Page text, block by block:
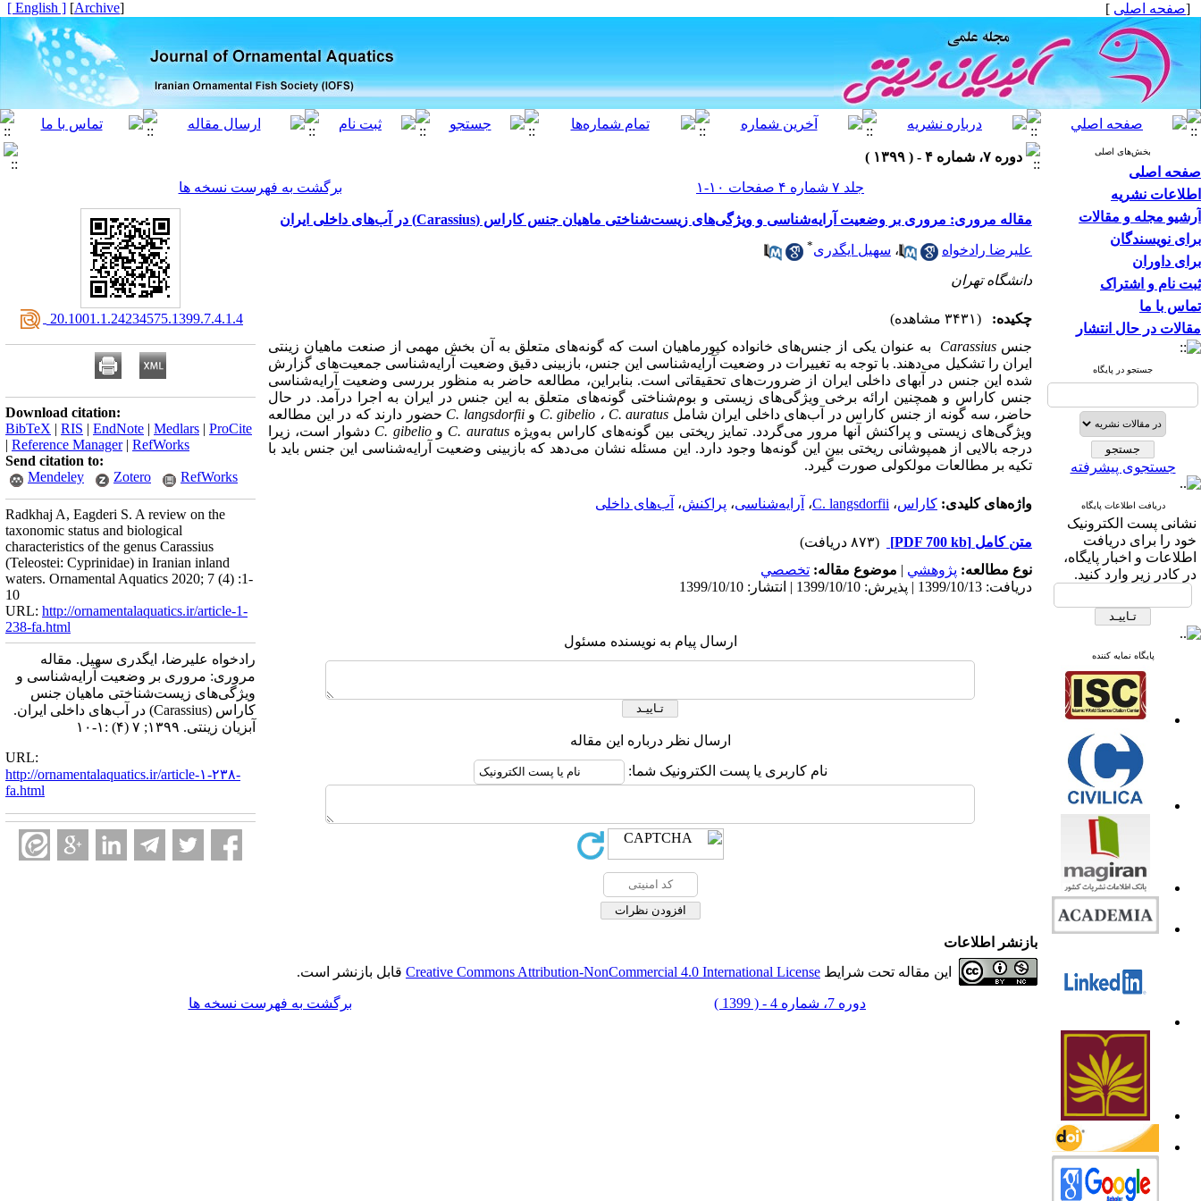
[صفحه اصلی ]
[
Archive
]
[ English ]
بخش‌های اصلی
صفحه اصلی
اطلاعات نشریه
آرشیو مجله و مقالات
برای نویسندگان
برای داوران
ثبت نام و اشتراک
تماس با ما
مقالات در حال انتشار
جستجو در پایگاه
جستجوی پیشرفته
دریافت اطلاعات پایگاه
نشانی پست الکترونیک
خود را برای دریافت
اطلاعات و اخبار پایگاه،
در کادر زیر وارد کنید.
پایگاه نمایه کننده
دوره ۷، شماره ۴ - ( ۱۳۹۹ )
جلد ۷ شماره ۴ صفحات ۱۰-۱
برگشت به فهرست نسخه ها
مقاله مروری: مروری بر وضعیت آرایه‌‌شناسی و ویژگی‌‌های زیست‌‌شناختی ماهیان جنس کاراس (Carassius) در آب‌های داخلی ایران
علیرضا رادخواه ، سهیل ایگدری*
دانشگاه تهران
چکیده:
(۳۴۳۱ مشاهده)
جنسCarassius به‌‌ عنوان یکی از جنس‌‌های خانواده کپورماهیان است که گونه‌‌های متعلق به آن بخش مهمی از صنعت ماهیان زینتی
ایران را تشکیل می‌‌دهند. با توجه به تغییرات در وضعیت آرایه‌‌شناسی این جنس، بازبینی دقیق وضعیت آرایه‌‌شناسی جمعیت‌‌های گزارش
شده این جنس در آبهای داخلی ایران از ضرورت‌‌های تحقیقاتی است. بنابراین، مطالعه حاضر به منظور بررسی وضعیت آرایه‌‌شناسی
جنس کاراس و همچنین ارائه برخی ویژگی‌‌های زیستی و بوم‌‌شناختی گونه‌‌های متعلق به این جنس در ایران به اجرا درآمد. در حال
حاضر، سه گونه از جنس کاراس در آب‌‌های داخلی ایران شامل C. auratus ، C. gibelio وC. langsdorfii حضور دارند که در این مطالعه
ویژگی‌‌های زیستی و پراکنش آنها مرور می‌‌گردد. تمایز ریختی بین گونه‌‌های کاراس به‌ویژهC. auratus وC. gibelio دشوار است، زیرا
درجه بالایی از همپوشانی ریختی بین این گونه‌‌ها وجود دارد. این مسئله نشان می‌‌دهد که بازبینی وضعیت آرایه‌‌شناسی این جنس باید با
تکیه بر مطالعات مولکولی صورت گیرد.
واژه‌های کلیدی: کاراس، C. langsdorfii، آرایه‌‌شناسی، پراکنش، آب‌های داخلی
متن کامل [PDF 700 kb]
(۸۷۳ دریافت)
نوع مطالعه: پژوهشي | موضوع مقاله: تخصصي
دریافت: 1399/10/13 | پذیرش: 1399/10/10 | انتشار: 1399/10/10
ارسال پیام به نویسنده مسئول
ارسال نظر درباره این مقاله
نام کاربری یا پست الکترونیک شما:
‎ 20.1001.1.24234575.1399.7.4.1.4
Download citation:
BibTeX | RIS | EndNote | Medlars | ProCite
| Reference Manager| RefWorks
Send citation to:
Mendeley
Zotero RefWorks
Radkhaj A, Eagderi S. A review on the
taxonomic status and biological
characteristics of the genus Carassius
(Teleostei: Cyprinidae) in Iranian inland
waters. Ornamental Aquatics 2020; 7 (4) :1-
10
URL: http://ornamentalaquatics.ir/article-1-
238-fa.html
رادخواه علیرضا، ایگدری سهیل. مقاله
مروری: مروری بر وضعیت آرایه‌‌شناسی و
ویژگی‌‌های زیست‌‌شناختی ماهیان جنس
کاراس (Carassius) در آب‌های داخلی ایران.
آبزیان زینتی. ۱۳۹۹; ۷ (۴) :۱-۱۰
URL:
http://ornamentalaquatics.ir/article-۱-۲۳۸-
fa.html
بازنشر اطلاعات
این مقاله تحت شرایط Creative Commons Attribution-NonCommercial 4.0 International License قابل بازنشر است.
دوره 7، شماره 4 - ( 1399 ) برگشت به فهرست نسخه ها